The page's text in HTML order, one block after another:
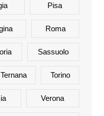
Pisa
Roma
Sassuolo
Ternana Torino
Verona